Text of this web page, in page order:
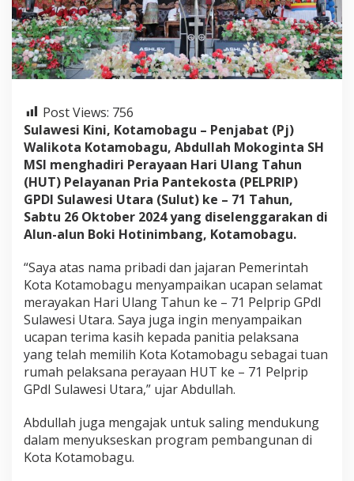
M
o
k
o
g
i
H
a
d
i
r
i
H
U
k
e
7
1
P
e
p
r
G
D
Post Views: 756
Sulawesi Kini, Kotamobagu – Penjabat (Pj)
Walikota Kotamobagu, Abdullah Mokoginta SH
MSI menghadiri Perayaan Hari Ulang Tahun
(HUT) Pelayanan Pria Pantekosta (PELPRIP)
GPDI Sulawesi Utara (Sulut) ke – 71 Tahun,
Sabtu 26 Oktober 2024 yang diselenggarakan di
Alun-alun Boki Hotinimbang, Kotamobagu.
“Saya atas nama pribadi dan jajaran Pemerintah
Kota Kotamobagu menyampaikan ucapan selamat
merayakan Hari Ulang Tahun ke – 71 Pelprip GPdI
Sulawesi Utara. Saya juga ingin menyampaikan
ucapan terima kasih kepada panitia pelaksana
yang telah memilih Kota Kotamobagu sebagai tuan
rumah pelaksana perayaan HUT ke – 71 Pelprip
GPdI Sulawesi Utara,” ujar Abdullah.
Abdullah juga mengajak untuk saling mendukung
dalam menyukseskan program pembangunan di
Kota Kotamobagu.